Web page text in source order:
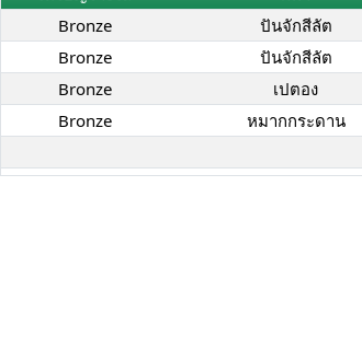
Bronze
ปันจักสีลัต
Bronze
ปันจักสีลัต
Bronze
เปตอง
Bronze
หมากกระดาน